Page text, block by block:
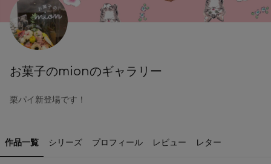
お菓子のmionのギャラリー
栗パイ新登場です！
作品一覧 シリーズ プロフィール レビュー レター